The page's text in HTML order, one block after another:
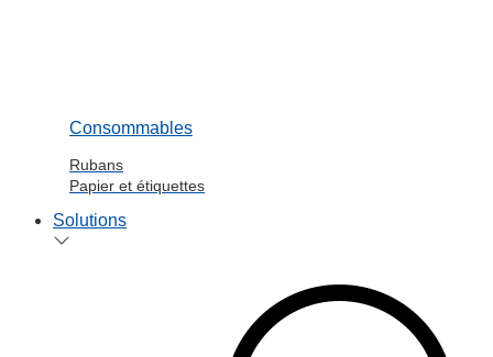
Consommables
Rubans
Papier et étiquettes
Solutions